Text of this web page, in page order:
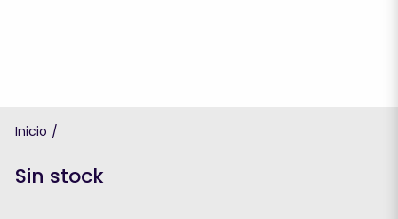
Inicio /
Sin stock